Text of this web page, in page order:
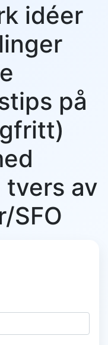
idéer
på
tvers av
SFO